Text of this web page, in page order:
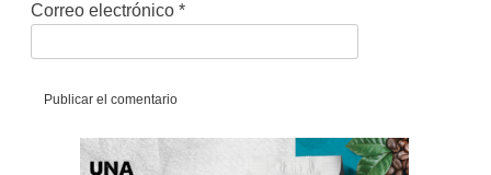
Correo electrónico *